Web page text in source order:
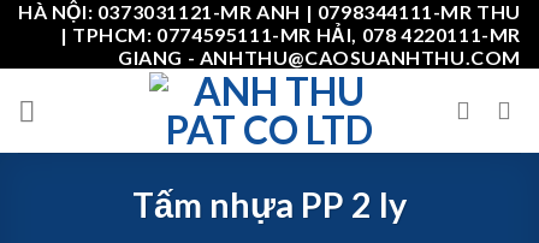
Skip
content
HÀ NỘI: 0373031121-MR ANH | 0798344111-MR THU
| TPHCM: 0774595111-MR HẢI, 078 4220111-MR
GIANG - ANHTHU@CAOSUANHTHU.COM
Tấm nhựa PP 2 ly